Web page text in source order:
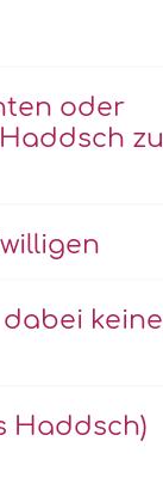
oder
zu
keine
Haddsch)